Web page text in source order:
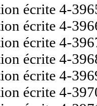
écrite 4-
écrite 4-
écrite 4-
écrite 4-
écrite 4-
écrite 4-